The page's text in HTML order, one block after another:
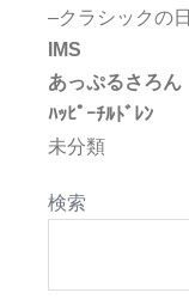
–クラシックの日
IMS
あっぷるさろん
ﾊｯﾋﾟｰﾁﾙﾄﾞﾚﾝ
未分類
検索